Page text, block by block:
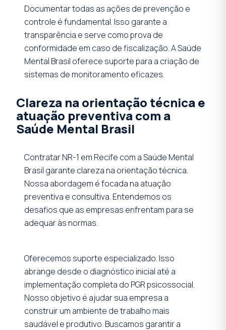
Documentar todas as ações de prevenção e
controle é fundamental. Isso garante a
transparência e serve como prova de
conformidade em caso de fiscalização. A Saúde
Mental Brasil oferece suporte para a criação de
sistemas de monitoramento eficazes.
Clareza na orientação técnica e
atuação preventiva com a
Saúde Mental Brasil
Contratar NR-1 em Recife com a Saúde Mental
Brasil garante clareza na orientação técnica.
Nossa abordagem é focada na atuação
preventiva e consultiva. Entendemos os
desafios que as empresas enfrentam para se
adequar às normas.
Oferecemos suporte especializado. Isso
abrange desde o diagnóstico inicial até a
implementação completa do PGR psicossocial.
Nosso objetivo é ajudar sua empresa a
construir um ambiente de trabalho mais
saudável e produtivo. Buscamos garantir a